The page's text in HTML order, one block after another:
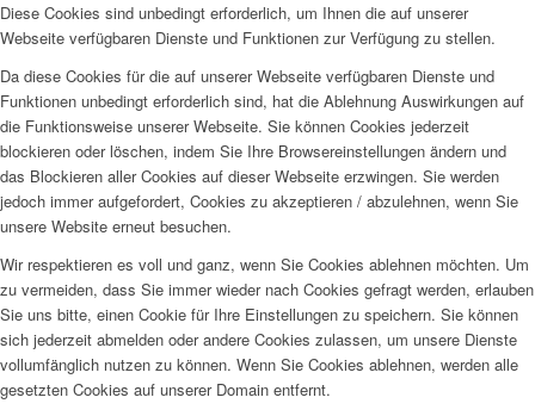
Diese Cookies sind unbedingt erforderlich, um Ihnen die auf unserer
Webseite verfügbaren Dienste und Funktionen zur Verfügung zu stellen.
Da diese Cookies für die auf unserer Webseite verfügbaren Dienste und
Funktionen unbedingt erforderlich sind, hat die Ablehnung Auswirkungen auf
die Funktionsweise unserer Webseite. Sie können Cookies jederzeit
blockieren oder löschen, indem Sie Ihre Browsereinstellungen ändern und
das Blockieren aller Cookies auf dieser Webseite erzwingen. Sie werden
jedoch immer aufgefordert, Cookies zu akzeptieren / abzulehnen, wenn Sie
unsere Website erneut besuchen.
Wir respektieren es voll und ganz, wenn Sie Cookies ablehnen möchten. Um
zu vermeiden, dass Sie immer wieder nach Cookies gefragt werden, erlauben
Sie uns bitte, einen Cookie für Ihre Einstellungen zu speichern. Sie können
sich jederzeit abmelden oder andere Cookies zulassen, um unsere Dienste
vollumfänglich nutzen zu können. Wenn Sie Cookies ablehnen, werden alle
gesetzten Cookies auf unserer Domain entfernt.